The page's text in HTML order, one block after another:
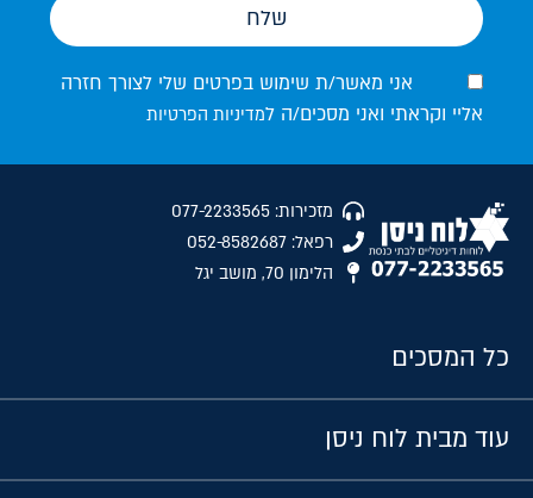
אני מאשר/ת שימוש בפרטים שלי לצורך חזרה
אליי וקראתי ואני מסכים/ה למדיניות הפרטיות
שלח
מזכירות: 077-2233565
רפאל: 052-8582687
הלימון 70, מושב יגל
כל המסכים
עוד מבית לוח ניסן